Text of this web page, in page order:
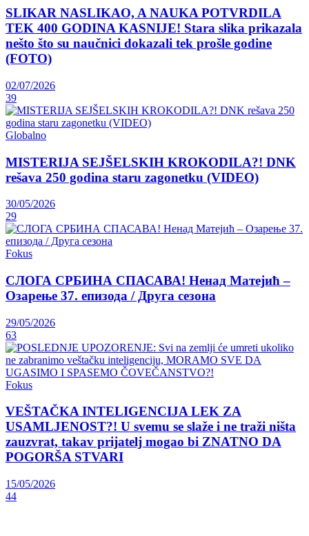
SLIKAR NASLIKAO, A NAUKA POTVRDILA
TEK 400 GODINA KASNIJE! Stara slika prikazala
nešto što su naučnici dokazali tek prošle godine
(FOTO)
02/07/2026
39
Globalno
MISTERIJA SEJŠELSKIH KROKODILA?! DNK
rešava 250 godina staru zagonetku (VIDEO)
30/05/2026
29
Fokus
СЛОГА СРБИНА СПАСАВА! Ненад Матејић –
Oзарење 37. епизода / Друга сезона
29/05/2026
63
Fokus
VEŠTAČKA INTELIGENCIJA LEK ZA
USAMLJENOST?! U svemu se slaže i ne traži ništa
zauzvrat, takav prijatelj mogao bi ZNATNO DA
POGORŠA STVARI
15/05/2026
44